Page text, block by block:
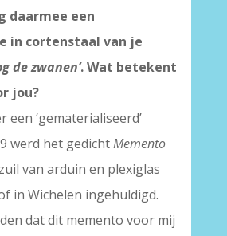
daarmee een
in cortenstaal van je
de zwanen’. Wat betekent
jou?
een ‘gematerialiseerd’
werd het gedichtMemento
van arduin en plexiglas
in Wichelen ingehuldigd.
dat dit memento voor mij